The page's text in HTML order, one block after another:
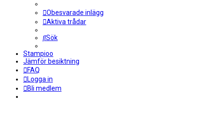
Obesvarade inlägg
Aktiva trådar
Sök
Stampioo
Jämför besiktning
FAQ
Logga in
Bli medlem